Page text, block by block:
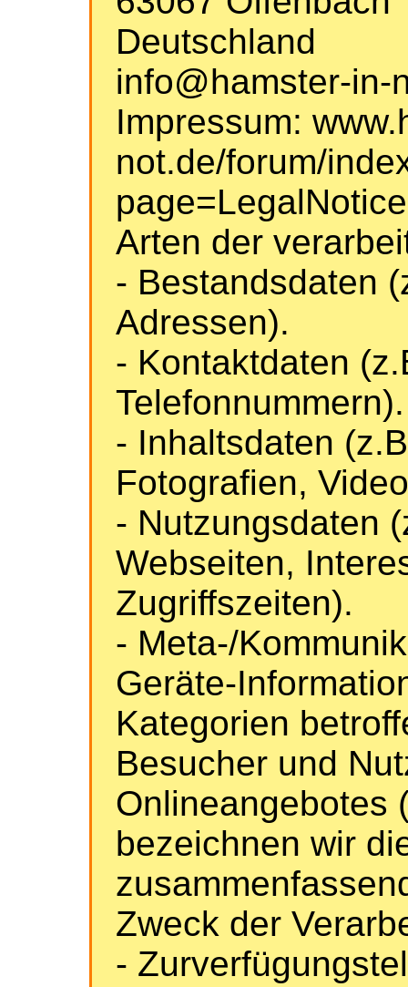
Deutschland
info@hamster-in-
Impressum:
not.de/forum/
page=LegalNotice
Arten der
- Bestandsdaten
Adressen).
- Kontaktdaten
Telefonnummern).
- Inhaltsdaten
Fotografien,
- Nutzungsdaten
Webseiten,
Zugriffszeiten).
- Meta-/
Geräte-
Kategorien
Besucher und
Onlineangebotes
bezeichnen wir
Zweck der
-